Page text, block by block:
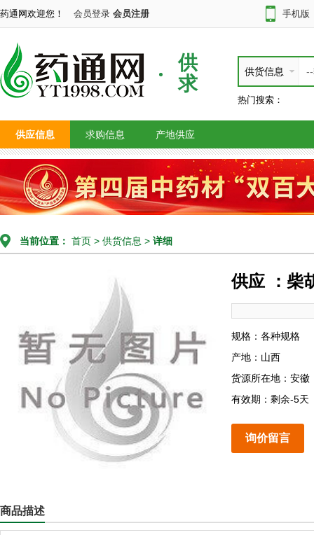
药通网欢迎您！ 会员登录 会员注册 手机版
供
求
供货信息
热门搜索：
供应信息 求购信息 产地供应
当前位置： 首页 > 供货信息 > 详细
供应 ：柴
规格：各种规格
产地：山西
货源所在地：安徽
有效期：剩余-5天
询价留言
商品描述